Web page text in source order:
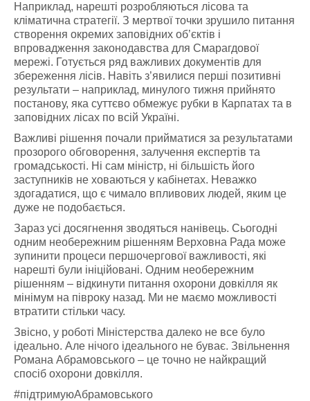
Наприклад, нарешті розробляються лісова та
кліматична стратегії. З мертвої точки зрушило питання
створення окремих заповідних об’єктів і
впровадження законодавства для Смарагдової
мережі. Готується ряд важливих документів для
збереження лісів. Навіть з’явилися перші позитивні
результати – наприклад, минулого тижня прийнято
постанову, яка суттєво обмежує рубки в Карпатах та в
заповідних лісах по всій Україні.
Важливі рішення почали прийматися за результатами
прозорого обговорення, залучення експертів та
громадськості. Ні сам міністр, ні більшість його
заступників не ховаються у кабінетах. Неважко
здогадатися, що є чимало впливових людей, яким це
дуже не подобається.
Зараз усі досягнення зводяться нанівець. Сьогодні
одним необережним рішенням Верховна Рада може
зупинити процеси першочергової важливості, які
нарешті були ініційовані. Одним необережним
рішенням – відкинути питання охорони довкілля як
мінімум на півроку назад. Ми не маємо можливості
втратити стільки часу.
Звісно, у роботі Міністерства далеко не все було
ідеально. Але нічого ідеального не буває. Звільнення
Романа Абрамовського – це точно не найкращий
спосіб охорони довкілля.
#підтримуюАбрамовського